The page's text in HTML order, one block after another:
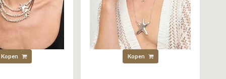
Kopen Kopen